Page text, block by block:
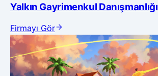
Yalkın Gayrimenkul Danışmanlığı
Firmayı Gör